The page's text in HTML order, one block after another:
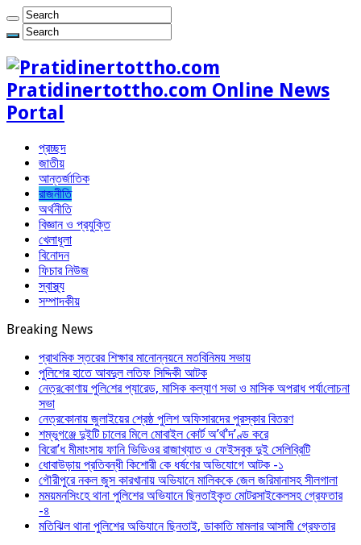
Pratidinertottho.com Online News
Portal
প্রচ্ছদ
জাতীয়
আন্তর্জাতিক
রাজনীতি
অর্থনীতি
বিজ্ঞান ও প্রযুক্তি
খেলাধূলা
বিনোদন
ফিচার নিউজ
স্বাস্থ্য
সম্পাদকীয়
Breaking News
প্রাথমিক স্তরের শিক্ষার মানোন্নয়নে মতবিনিময় সভায়
পুলিশের হাতে আবদুল লতিফ সিদ্দিকী আটক
নেত্র‌কোণায় পু‌লি‌শের প্যারেড, মাসিক কল্যাণ সভা ও মাসিক অপরাধ পর্যা‌লোচনা
সভা
নেত্রকোনায় জুলাইয়ের শ্রেষ্ঠ পুলিশ অফিসারদের পুরস্কার বিতরণ
শম্ভুগঞ্জে দুইটি চালের মিলে মোবাইল কোর্ট অ’র্থ’দ’ণ্ড করে
বিরো’ধ মীমাংসায় ফানি ভিডিওর রাজাখ্যাত ও ফেইসবুক দুই সেলিব্রিটি
ধোবাউড়ায় প্রতিবন্ধী কিশোরী কে ধর্ষণের অভিযোগে আটক -১
গৌরীপুরে নকল জুস কারখানায় অভিযানে মালিককে জেল জরিমানাসহ সীলগালা
মময়মনসিংহে থানা পুলিশের অভিযানে ছিনতাইকৃত মোটরসাইকেলসহ গ্রেফতার
-৪
মতিঝিল থানা পুলিশের অভিযানে ছিনতাই, ডাকাতি মামলার আসামী গ্রেফতার